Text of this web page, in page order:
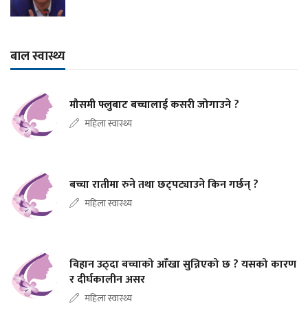
बाल स्वास्थ्य
मौसमी फ्लुबाट बच्चालाई कसरी जोगाउने ?
महिला स्वास्थ्य
बच्चा रातीमा रुने तथा छट्पट्याउने किन गर्छन् ?
महिला स्वास्थ्य
बिहान उठ्दा बच्चाको आँखा सुन्निएको छ ? यसको कारण
र दीर्घकालीन असर
महिला स्वास्थ्य